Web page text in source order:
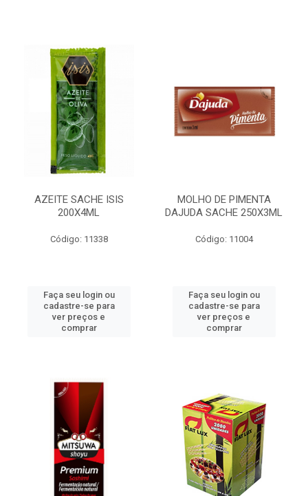
AZEITE SACHE ISIS
200X4ML
Código: 11338
Faça seu login ou
cadastre-se para
ver preços e
comprar
MOLHO DE PIMENTA
DAJUDA SACHE 250X3ML
Código: 11004
Faça seu login ou
cadastre-se para
ver preços e
comprar